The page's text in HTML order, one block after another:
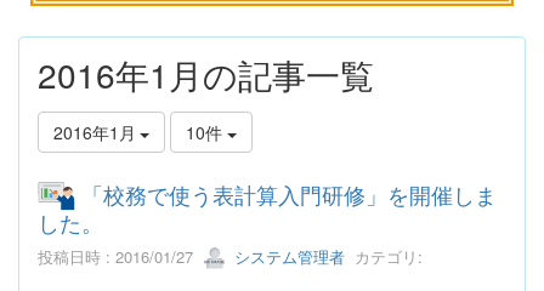
2016年1月の記事一覧
2016年1月 10件
「校務で使う表計算入門研修」を開催しま
した。
投稿日時 : 2016/01/27 システム管理者 カテゴリ: